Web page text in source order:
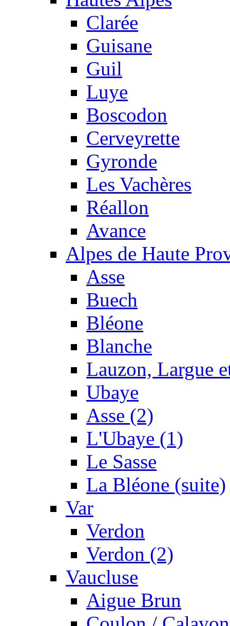
Clarée
Guisane
Guil
Luye
Boscodon
Cerveyrette
Gyronde
Les Vachères
Réallon
Avance
Alpes de Haute
Asse
Buech
Bléone
Blanche
Lauzon, Largue
Ubaye
Asse (2)
L'Ubaye (1)
Le Sasse
La Bléone (suite)
Var
Verdon
Verdon (2)
Vaucluse
Aigue Brun